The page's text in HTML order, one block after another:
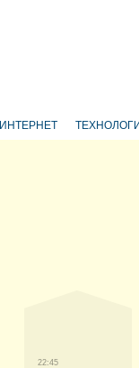
ИНТЕРНЕТ
22:45